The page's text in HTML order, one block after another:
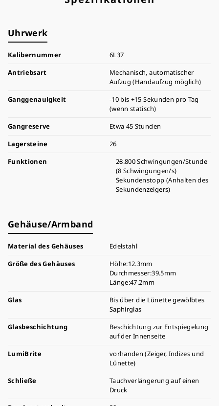
Uhrwerk
Kalibernummer
6L37
Antriebsart
Mechanisch, automatischer
Aufzug (Handaufzug möglich)
Ganggenauigkeit
-10 bis +15 Sekunden pro Tag
(wenn statisch)
Gangreserve
Etwa 45 Stunden
Lagersteine
26
Funktionen
28.800 Schwingungen/Stunde
(8 Schwingungen/s)
Sekundenstopp (Anhalten des
Sekundenzeigers)
Gehäuse/Armband
Material des Gehäuses
Edelstahl
Größe des Gehäuses
Höhe:12.3mm
Durchmesser:39.5mm
Länge:47.2mm
Glas
Bis über die Lünette gewölbtes
Saphirglas
Glasbeschichtung
Beschichtung zur Entspiegelung
auf der Innenseite
LumiBrite
vorhanden (Zeiger, Indizes und
Lünette)
Schließe
Tauchverlängerung auf einen
Druck